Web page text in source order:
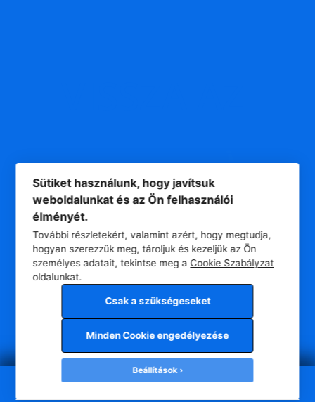
Copyright © 2025, Minden jog fenntartva!
Sütiket használunk, hogy javítsuk
weboldalunkat és az Ön felhasználói
élményét.
További részletekért, valamint azért, hogy megtudja,
hogyan szerezzük meg, tároljuk és kezeljük az Ön
személyes adatait, tekintse meg a Cookie Szabályzat
oldalunkat.
Csak a szükségeseket
Minden Cookie engedélyezése
Beállítások